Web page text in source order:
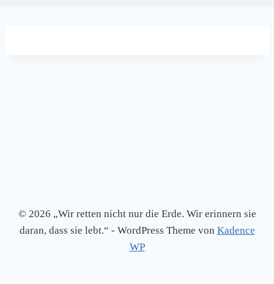
© 2026 „Wir retten nicht nur die Erde. Wir erinnern sie
daran, dass sie lebt.“ - WordPress Theme von Kadence
WP